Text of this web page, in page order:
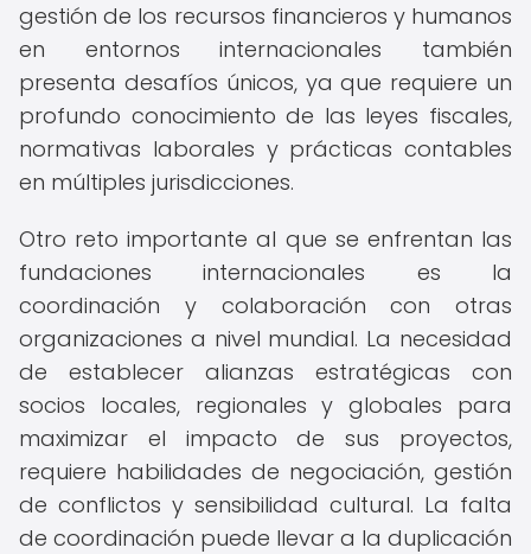
gestión de los recursos financieros y humanos
en entornos internacionales también
presenta desafíos únicos, ya que requiere un
profundo conocimiento de las leyes fiscales,
normativas laborales y prácticas contables
en múltiples jurisdicciones.
Otro reto importante al que se enfrentan las
fundaciones internacionales es la
coordinación y colaboración con otras
organizaciones a nivel mundial. La necesidad
de establecer alianzas estratégicas con
socios locales, regionales y globales para
maximizar el impacto de sus proyectos,
requiere habilidades de negociación, gestión
de conflictos y sensibilidad cultural. La falta
de coordinación puede llevar a la duplicación